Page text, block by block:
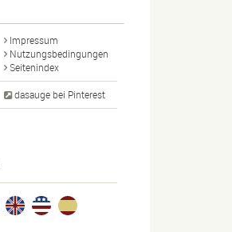
Impressum
Nutzungsbedingungen
Seitenindex
dasauge bei Pinterest